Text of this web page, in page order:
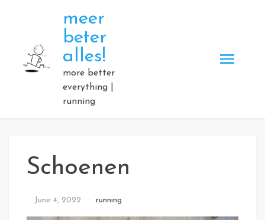
meer
beter
alles!
more better
everything |
running
Schoenen
ByJune 4, 2022 running